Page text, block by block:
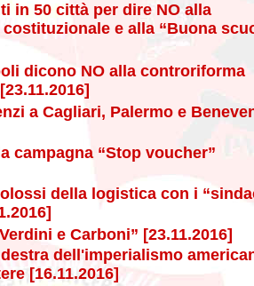
in 50 città per dire NO alla
e alla “Buona
dicono NO alla controriforma
a Cagliari, Palermo e
campagna “Stop voucher”
della logistica con i
e Carboni” [23.11.2016]
dell'imperialismo
[16.11.2016]